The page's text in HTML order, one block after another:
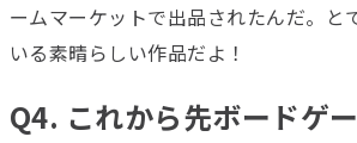
ームマーケットで出品されたんだ。と
いる素晴らしい作品だよ！
Q4. これから先ボードゲ